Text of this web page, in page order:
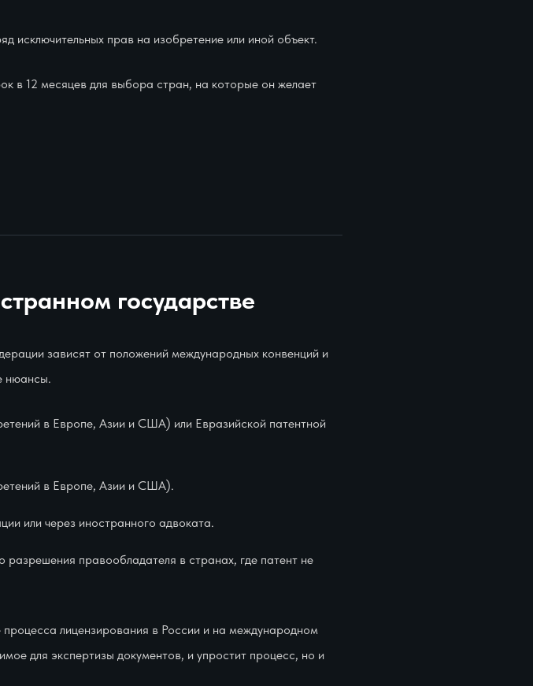
исключительных прав на изобретение или иной объект.
в 12 месяцев для выбора стран, на которые он желает
государстве
зависят от положений международных конвенций и
нюансы.
в Европе, Азии и США) или Евразийской патентной
в Европе, Азии и США).
или через иностранного адвоката.
правообладателя в странах, где патент не
лицензирования в России и на международном
для экспертизы документов, и упростит процесс, но и